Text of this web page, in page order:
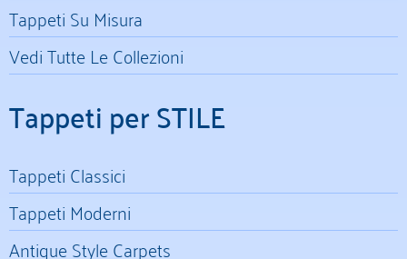
Tappeti Su Misura
Vedi Tutte Le Collezioni
Tappeti per STILE
Tappeti Classici
Tappeti Moderni
Antique Style Carpets